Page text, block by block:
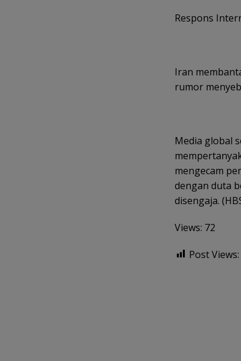
Respons
Iran
rumor
Media global
mengecam
dengan duta
disengaja.
Views: 72
Post Views: